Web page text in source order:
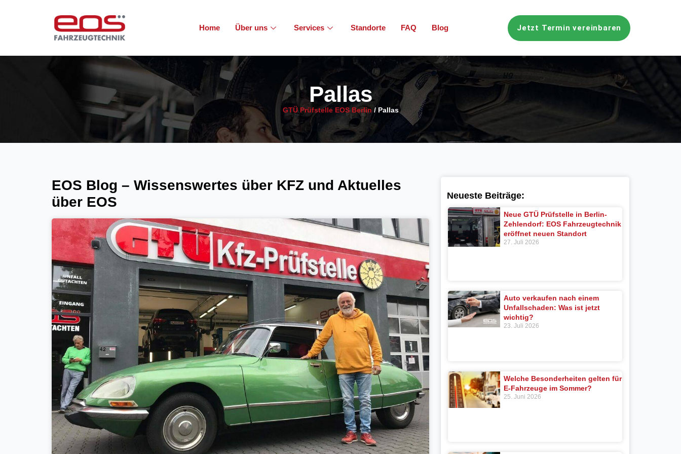
Home Über uns Services Standorte FAQ Blog Jetzt Termin vereinbaren
Pallas
GTÜ Prüfstelle EOS Berlin / Pallas
EOS Blog – Wissenswertes über KFZ und Aktuelles
über EOS
Neueste Beiträge:
Neue GTÜ Prüfstelle in Berlin-
Zehlendorf: EOS Fahrzeugtechnik
eröffnet neuen Standort
27. Juli 2026
Auto verkaufen nach einem
Unfallschaden: Was ist jetzt
wichtig?
23. Juli 2026
Welche Besonderheiten gelten für
E-Fahrzeuge im Sommer?
25. Juni 2026